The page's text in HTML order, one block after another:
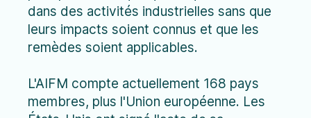
dans des activités industrielles sans que
leurs impacts soient connus et que les
remèdes soient applicables.
L'AIFM compte actuellement 168 pays
membres, plus l'Union européenne. Les